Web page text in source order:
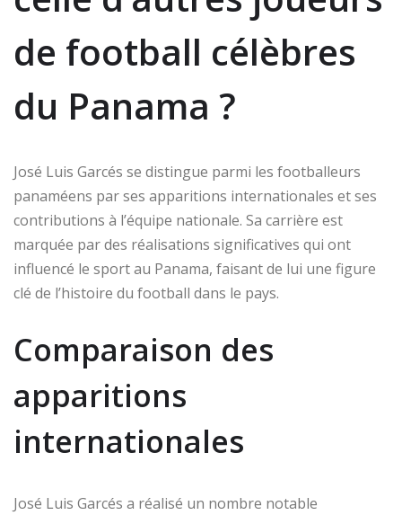
de football célèbres
du Panama ?
José Luis Garcés se distingue parmi les footballeurs
panaméens par ses apparitions internationales et ses
contributions à l’équipe nationale. Sa carrière est
marquée par des réalisations significatives qui ont
influencé le sport au Panama, faisant de lui une figure
clé de l’histoire du football dans le pays.
Comparaison des
apparitions
internationales
José Luis Garcés a réalisé un nombre notable